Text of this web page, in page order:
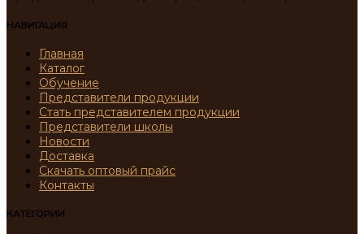
НАВИГАЦИЯ
Главная
Каталог
Обучение
Представители продукции
Стать представителем продукции
Представители школы
Новости
Доставка
Скачать оптовый прайс
Контакты
КАТЕГОРИИ